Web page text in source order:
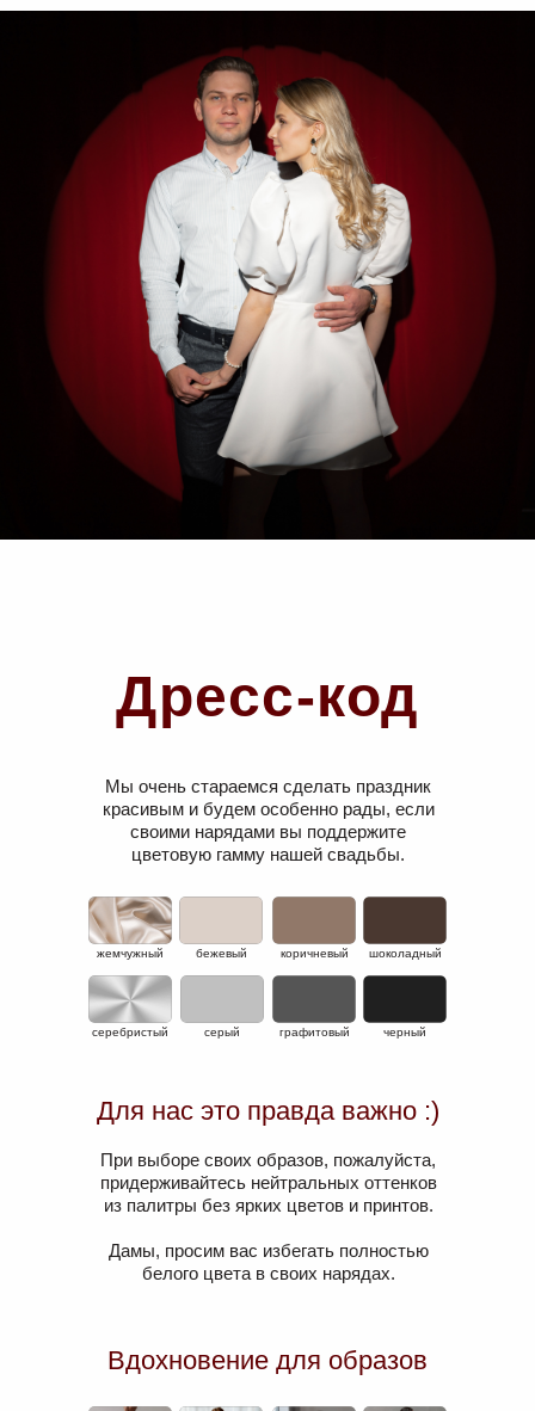
Мы очень стараемся сделать праздник
красивым и будем особенно рады, если
своими нарядами вы поддержите
цветовую гамму нашей свадьбы.
При выборе своих образов, пожалуйста,
придерживайтесь нейтральных оттенков
из палитры без ярких цветов и принтов.
Дамы, просим вас избегать полностью
белого цвета в своих нарядах.
Дресс-код
жемчужный
серебристый
бежевый коричневый шоколадный
графитовый
серый черный
Для нас это правда важно :)
Вдохновение для образов